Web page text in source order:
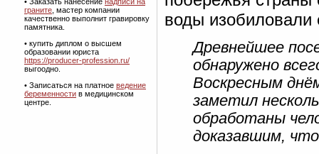
граните , мастер компании
качественно выполнит гравировку
памятника.
• купить диплом о высшем
образовании юриста
https://producer-profession.ru/
выгоодно.
• Записаться на платное ведение
беременности в медицинском
центре.
воды изобиловали
Древнейшее
обнаружено
Воскресным
заметил
обработаны
доказавшим,